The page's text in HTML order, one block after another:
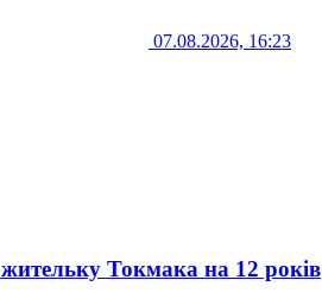
07.08.2026, 16:23
Токмака на 12 років